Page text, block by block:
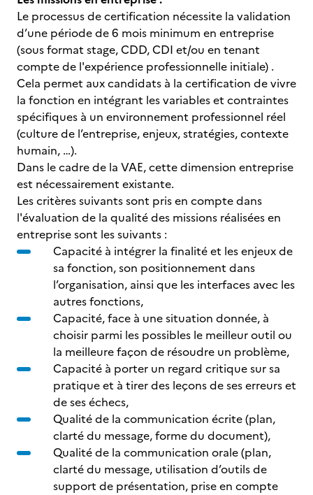
Le processus de certification nécessite la validation
d’une période de 6 mois minimum en entreprise
(sous format stage, CDD, CDI et/ou en tenant
compte de l'expérience professionnelle initiale) .
Cela permet aux candidats à la certification de vivre
la fonction en intégrant les variables et contraintes
spécifiques à un environnement professionnel réel
(culture de l’entreprise, enjeux, stratégies, contexte
humain, …).
Dans le cadre de la VAE, cette dimension entreprise
est nécessairement existante.
Les critères suivants sont pris en compte dans
l'évaluation de la qualité des missions réalisées en
entreprise sont les suivants :
Capacité à intégrer la finalité et les enjeux de
sa fonction, son positionnement dans
l’organisation, ainsi que les interfaces avec les
autres fonctions,
Capacité, face à une situation donnée, à
choisir parmi les possibles le meilleur outil ou
la meilleure façon de résoudre un problème,
Capacité à porter un regard critique sur sa
pratique et à tirer des leçons de ses erreurs et
de ses échecs,
Qualité de la communication écrite (plan,
clarté du message, forme du document),
Qualité de la communication orale (plan,
clarté du message, utilisation d’outils de
support de présentation, prise en compte